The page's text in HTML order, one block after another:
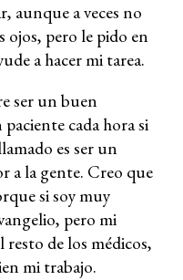
aunque a veces no
ojos, pero le pido en
a hacer mi tarea.
ser un buen
cada hora si
es ser un
a la gente. Creo que
si soy muy
pero mi
resto de los médicos,
mi trabajo.